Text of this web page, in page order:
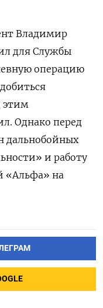
Владимир
для Службы
операцию
этим
Однако перед
дальнобойных
и работу
«Альфа» на